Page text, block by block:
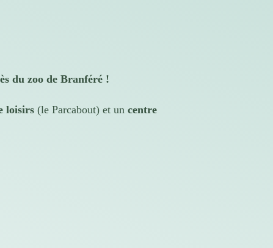
du zoo de Branféré !
loisirs (le Parcabout) et un centre